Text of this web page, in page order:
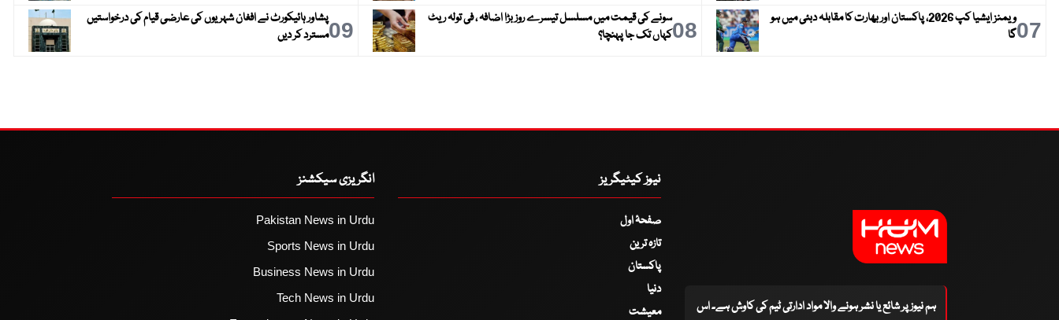
07
ویمنز ایشیا کپ 2026، پاکستان اور بھارت کا مقابلہ دبئی میں ہو
گا
08سونے کی قیمت میں مسلسل تیسرے روز بڑا اضافہ ، فی تولہ ریٹ
کہاں تک جا پہنچا؟
09پشاور ہائیکورٹ نے افغان شہریوں کی عارضی قیام کی درخواستیں
مسترد کر دیں
ہم نیوز پر شائع یا نشر ہونے والا مواد ادارتی ٹیم کی کاوش ہے۔ اس
نیوز کیٹیگریز
صفحۂ اول
تازہ ترین
پاکستان
دنیا
معیشت
انگریزی سیکشنز
Pakistan News in Urdu
Sports News in Urdu
Business News in Urdu
Tech News in Urdu